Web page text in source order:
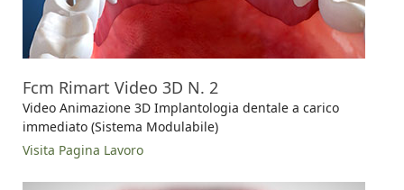
Fcm Rimart Video 3D N. 2
Video Animazione 3D Implantologia dentale a carico
immediato (Sistema Modulabile)
Visita Pagina Lavoro